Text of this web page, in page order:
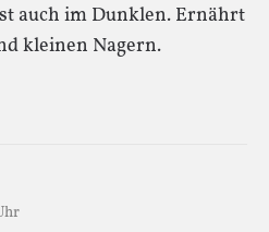
auch im Dunklen. Ernährt
kleinen Nagern.